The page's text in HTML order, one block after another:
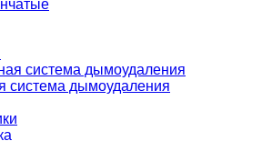
система дымоудаления
система дымоудаления